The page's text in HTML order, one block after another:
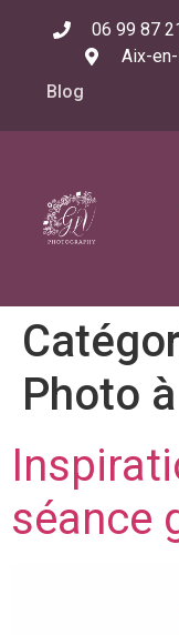
06 99 87
Aix-
Blog
Photo
séance